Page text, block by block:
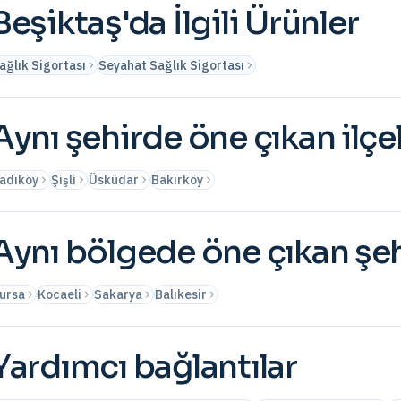
'da İlgili Ürünler
Sigortası Seyahat Sağlık Sigortası
şehirde öne çıkan
Şişli Üsküdar Bakırköy
bölgede öne çıkan
Kocaeli Sakarya Balıkesir
bağlantılar